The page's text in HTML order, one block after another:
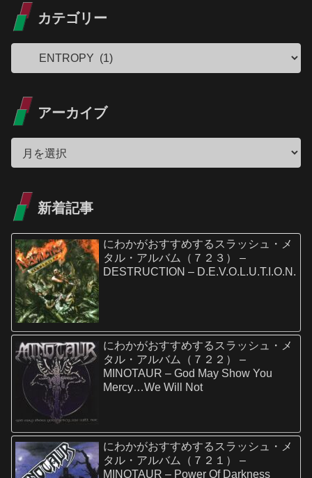
カテゴリー
アーカイブ
新着記事
にわかがおすすめするスラッシュ・メ
タル・アルバム（７２３） –
DESTRUCTION – D.E.V.O.L.U.T.I.O.N.
にわかがおすすめするスラッシュ・メ
タル・アルバム（７２２） –
MINOTAUR – God May Show You
Mercy…We Will Not
にわかがおすすめするスラッシュ・メ
タル・アルバム（７２１） –
MINOTAUR – Power Of Darkness